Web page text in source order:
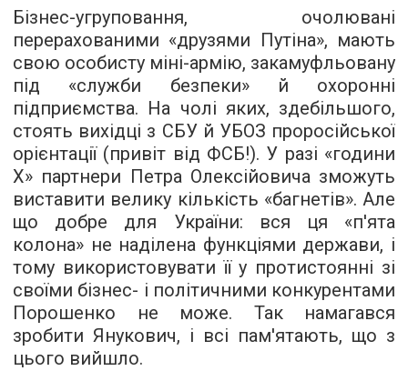
Бізнес-угруповання, очолювані
перерахованими «друзями Путіна», мають
свою особисту міні-армію, закамуфльовану
під «служби безпеки» й охоронні
підприємства. На чолі яких, здебільшого,
стоять вихідці з СБУ й УБОЗ проросійської
орієнтації (привіт від ФСБ!). У разі «години
X» партнери Петра Олексійовича зможуть
виставити велику кількість «багнетів». Але
що добре для України: вся ця «п'ята
колона» не наділена функціями держави, і
тому використовувати її у протистоянні зі
своїми бізнес- і політичними конкурентами
Порошенко не може. Так намагався
зробити Янукович, і всі пам'ятають, що з
цього вийшло.